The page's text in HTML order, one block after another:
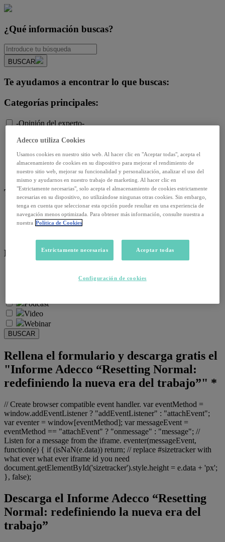
¿Qué información buscas?
BUSCAR
Te ayudamos a encontrar lo que buscas:
Categorías principales:
-Opinión del experto-
Empleo y relaciones laborales
Futuro del trabajo y tecnología
Salud y prevención
Talento y formación
Temas de actualidad:
Reformas laborales
Reskilling y upskilling
Recursos:
Podcast
Video
Webinar
BUSCAR
Rellena el formulario y descarga gratis el
"Informe Adecco “Resetting Normal:
redefiniendo la nueva era del trabajo”" *
// Create browser compatible event handler. var eventMethod =
window.addEventListener ? "addEventListener" : "attachEvent";
var eventer = window[eventMethod]; var messageEvent =
eventMethod == "attachEvent" ? "onmessage" : "message"; //
Listen for a message from the iframe. eventer(messageEvent,
function(e) { if (isNaN(e.data)) return; // replace #sizetracker with
what ever what ever iframe id you need
document.getElementById('sizetracker').style.height = e.data + 'px';
}, false);
Descarga el Informe Adecco “Resetting
Normal: redefiniendo la nueva era del
trabajo”
Adecco utiliza Cookies
Usamos cookies en nuestro sitio web. Al hacer clic en "Aceptar todas", acepta el
almacenamiento de cookies en su dispositivo para mejorar el rendimiento de
nuestro sitio web, mejorar su funcionalidad y personalización, analizar el uso del
mismo y ayudarnos en nuestro trabajo de marketing. Al hacer clic en
"Estrictamente necesarias", solo acepta el almacenamiento de cookies estrictamente
necesarias en su dispositivo, no utilizándose ningunas otras cookies. Sin embargo,
tenga en cuenta que seleccionar esta opción puede resultar en una experiencia de
navegación menos optimizada. Para obtener más información, consulte nuestra a
nuestra Política de Cookies
Estrictamente necesarias Aceptar todas
Configuración de cookies